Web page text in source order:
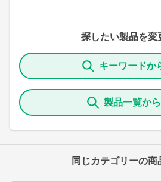
探したい製品を変
キーワードか
製品一覧か
同じカテゴリーの商